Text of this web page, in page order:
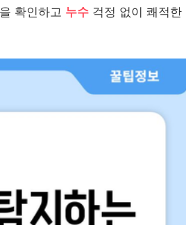
확인하고 누수 걱정 없이 쾌적한